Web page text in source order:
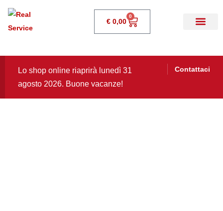
€ 0,00
0
Contattaci
Lo shop online riaprirà lunedì 31
agosto 2026. Buone vacanze!